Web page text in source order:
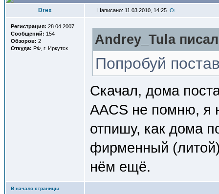
Drex Написано: 11.03.2010, 14:25
Регистрация: 28.04.2007
Сообщений: 154
Обзоров: 2
Откуда: РФ, г. Иркутск
Andrey_Tula
Попробуй
Скачал, дома
AACS не помню, я
отпишу, как дома
фирменный
нём ещё.
В начало страницы